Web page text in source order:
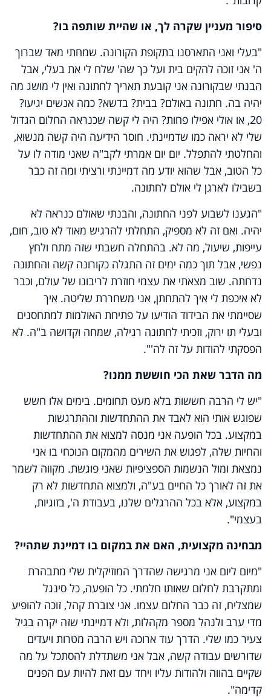
סיפור מעניין שקרה לך, או שהיית שותפה בו?
"בעלי ואני התארסנו בתקופת הקורונה. שמחתי מאד שברוך
ה' אני זוכה להקים בית ועל כך שה' שלח לי את בעלי, אבל
הבנתי שבקורונה אני קובעת תאריך לחתונה ואין לי מושג מה
יהיה בה. חתונה באולם? בבית? בדשא? כמה אנשים יגיעו?
20, או אולי אפילו פחות? היה לי קשה שכנראה החלום הגדול
שלי לא יראה כמו שדמיינתי. חוסר הידיעה היה קשה מנשוא,
והחלטתי להתפלל. יום יום אמרתי לקב"ה שאני מודה לו על
כל הטוב, אבל שהוא יודע מה דמיינתי ורציתי ומה זה כבר
בשבילו לארגן לי אולם לחתונה.
"הגענו לשבוע לפני החתונה, והבנתי שאולם כנראה לא
יהיה. ואם זה לא מספיק, התחלתי להרגיש מאוד לא טוב, חום,
עייפות, שיעול, מה לא. בהתחלה חשבתי שזה מתח ולחץ
נפשי, אבל תוך כמה ימים זה התגלה כקורונה קשה והחתונה
נדחתה. שוב מצאתי את עצמי חוזרת לריבונו של עולם, וכבר
לא איכפת לי איך להתחתן, אני משחררת שליטה. איך
שסיימתי את הבידוד הודיעו על פתיחת האולמות למתחסנים
ובעלי תו ירוק, וזכיתי לחתונה רגילה, שמחה וקדושה ב"ה. לא
הפסקתי להודות על זה לה'".
מה הדבר שאת הכי חוששת ממנו?
"יש לי הרבה חששות בלא מעט תחומים. בימים אלו חשש
שפוגש אותי הוא לאבד את ההתחדשות וההתרגשות
במקצוע. בכל הופעה אני מנסה למצוא את ההתחדשות
והחיות שלה, לפגוש את השירים מהמקום הנוכחי בו אני
נמצאת ומול הנשמות הספציפיות שאני פוגשת. מקווה לשמר
את זה לאורך כל החיים בע"ה, ולמצוא התחדשות לא רק
במקצוע, אלא בכל ההרגלים שלנו, בעבודת ה', בזוגיות,
בעצמי".
מבחינה מקצועית, האם את במקום בו דמיינת שתהיי?
"מיום ליום אני מרגישה שהדרך המוזיקלית שלי מתבהרת
ומתקרבת לחלום שאותו חלמתי. כל הופעה, כל סינגל
שמצליח, זה כבר החלום עצמו. אני צוברת קהל, זוכה להופיע
מדי ערב ולנהל מספר מקהלות, ולא דמיינתי שזה יקרה בגיל
צעיר כמו שלי. הדרך עוד ארוכה ויש הרבה מטרות ויעדים
שדורשים עבודה קשה, אבל אני משתדלת להסתכל על מה
שקיים בהווה ולהודות עליו ויחד עם זאת להיות עם הפנים
קדימה".